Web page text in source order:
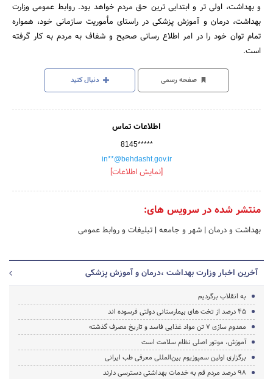
و بهداشت، اولی تر و ابتدایی ترین حق مردم خواهد بود. روابط عمومی وزارت
بهداشت، درمان و آموزش پزشکی در راستای مأموریت سازمانی خود، همواره
تمام توان خود را در امر اطلاع رسانی صحیح و شفاف به مردم به کار گرفته
است.
صفحه رسمی دنبال کنید
اطلاعات تماس
8145*****
in**@behdasht.gov.ir
[نمایش اطلاعات]
منتشر شده در سرویس های:
بهداشت و درمان | شهر و جامعه | تبلیغات و روابط عمومی
آخرین اخبار وزارت بهداشت ،درمان و آموزش پزشکی
به انقلاب برگردیم
45 درصد از تخت های بیمارستانی دولتی فرسوده اند
معدوم سازی 7 تن مواد غذایی فاسد و تاریخ مصرف گذشته
آموزش، موتور اصلی نظام سلامت است
برگزاری اولین سمپوزیوم بین‌المللی معرفی طب ایرانی
98 درصد مردم قم به خدمات بهداشتی دسترسی دارند